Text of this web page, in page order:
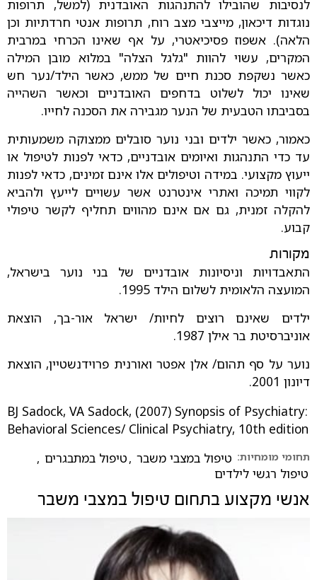
לנסיבות שהובילו להתנהגות האובדנית (למשל, תרופות
נוגדות דיכאון, מייצבי מצב רוח, תרופות אנטי חרדתיות וכן
הלאה). אשפוז פסיכיאטרי, על אף שאינו הכרחי במרבית
המקרים, עשוי להוות "גלגל הצלה" במלוא מובן המילה
כאשר נשקפת סכנת חיים של ממש, כאשר הילד/נער חש
שאינו יכול לשלוט בדחפים האובדניים וכאשר השהייה
בסביבתו הטבעית של הנער מגבירה את הסכנה לחייו.
כאמור, כאשר ילדים ובני נוער סובלים ממצוקה משמעותית
עד כדי התנהגות ואיומים אובדניים, כדאי לפנות לטיפול או
ייעוץ מקצועי. במידה וטיפולים אלו אינם זמינים, כדאי לפנות
לקווי תמיכה ואתרי אינטרנט אשר עשויים לייעץ ולהביא
להקלה זמנית, גם אם אינם מהווים תחליף לקשר טיפולי
קבוע.
מקורות
התאבדויות וניסיונות אובדניים של בני נוער בישראל,
המועצה הלאומית לשלום הילד 1995.
ילדים שאינם רוצים לחיות/ ישראל אור-בך, הוצאת
אוניברסיטת בר אילן 1987.
נוער על סף תהום/ אלן אפטר ואורנית פרוידנשטיין, הוצאת
דיונון 2001.
BJ Sadock, VA Sadock, (2007) Synopsis of Psychiatry:
Behavioral Sciences/ Clinical Psychiatry, 10th edition
תחומי מומחיות: טיפול במצבי משבר ,טיפול במתבגרים ,
טיפול רגשי לילדים
אנשי מקצוע בתחום טיפול במצבי משבר